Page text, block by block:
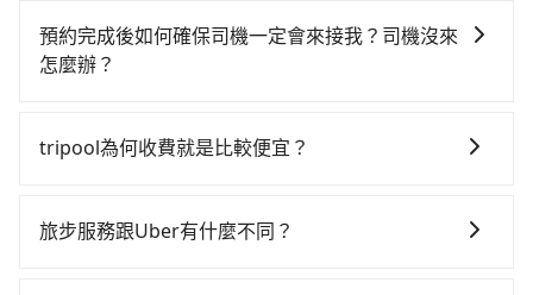
錢，但卻須額外耗費38分鐘在交通時間上，所以如果你
是一秒鐘幾十萬上下的商務人士，又或者深夜時分想趕
價格價格還會更便宜划算。如果你僅有兩位乘車，也可
型，如Toyota Yaris、Prius C、Vios這類乘坐體驗較差
的車款，如果人數超過四位，更是沒有較大的七人座或
凹的車門仍未被修理，每一次租車都好像在開樂透一
車位，對於急著用車或者要載其他乘客的人來說就有不
市區到台北車站的跳表小黃可能較為便宜，但當你們人
數超過四位時，叫兩輛計程車的費用就貴了，如選擇
包車：優點是搭乘舒適可以根據自己的需求安排時間和
地點上車較客製化。此外，司機還會提供各種旅遊建議
通塞車時亦會加收延遲費用，一般屬短程接駁為主。 -
事後也無法申訴退費。
預約完成後如何確保司機一定會來接我？司機沒來
怎麼辦？
派車。在出發前一天晚上八點時，會透過電子郵件與簡
繫，可能原本約定的地點不適合暫停而改停靠在附近的
tripool為何收費就是比較便宜？
一次使用tripool的會擔心價格比市價便宜不少，是不是
旅步服務跟Uber有什麼不同？